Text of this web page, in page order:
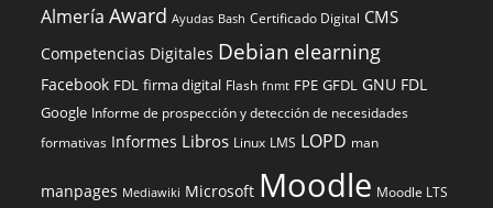
Almería Award Ayudas Bash Certificado Digital CMS
Competencias Digitales Debian elearning
Facebook FDL firma digital Flash fnmt FPE GFDL GNU FDL
Google Informe de prospección y detección de necesidades
formativas Informes Libros Linux LMS LOPD man
manpages Mediawiki Microsoft Moodle Moodle LTS